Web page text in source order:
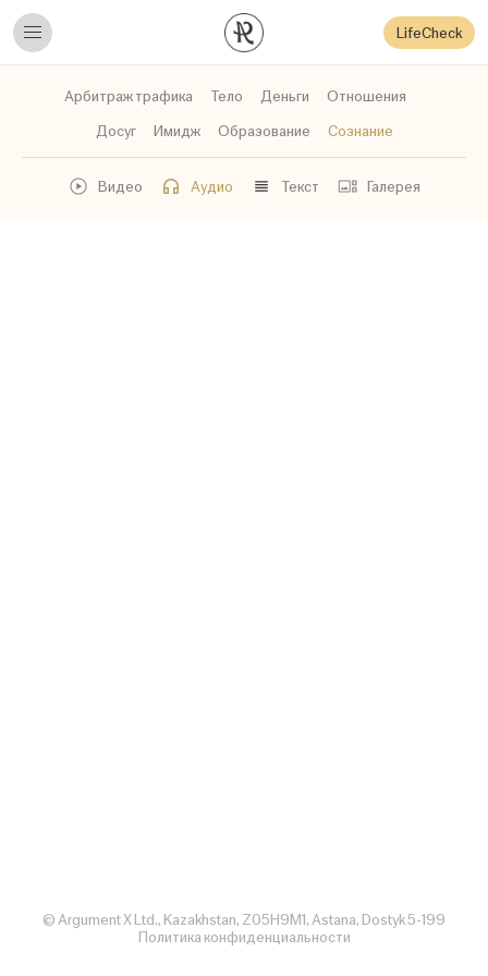
LifeCheck
Арбитраж трафика Тело Деньги
Отношения
Досуг
Имидж Образование Сознание
Видео Аудио Текст Галерея
© Argument X Ltd., Kazakhstan, Z05H9M1, Astana, Dostyk 5-199
Политика конфиденциальности